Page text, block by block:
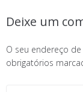
Deixe um
O seu endereço
obrigatórios